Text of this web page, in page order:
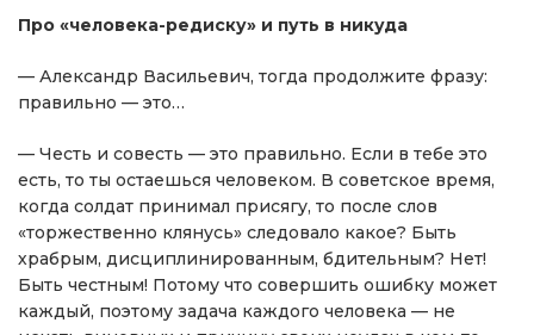
Про «человека-редиску» и путь в никуда
— Александр Васильевич, тогда продолжите фразу:
правильно — это…
— Честь и совесть — это правильно. Если в тебе это
есть, то ты остаешься человеком. В советское время,
когда солдат принимал присягу, то после слов
«торжественно клянусь» следовало какое? Быть
храбрым, дисциплинированным, бдительным? Нет!
Быть честным! Потому что совершить ошибку может
каждый, поэтому задача каждого человека — не